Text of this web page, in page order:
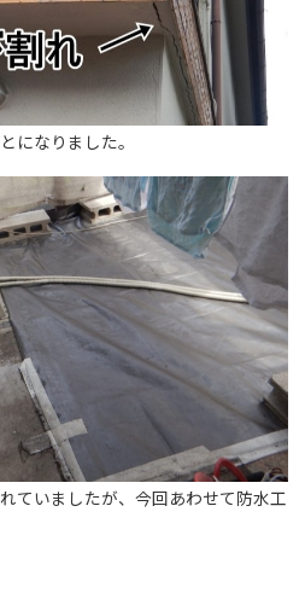
になりました。
ていましたが、今回あわせて防水工